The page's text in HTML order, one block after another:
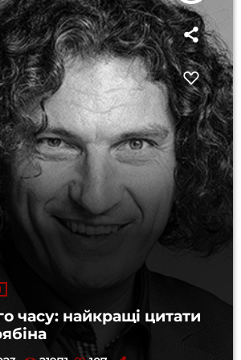
часу: найкращі цитати